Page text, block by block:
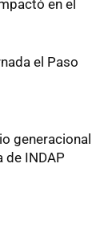
en el
el Paso
generacional
de INDAP